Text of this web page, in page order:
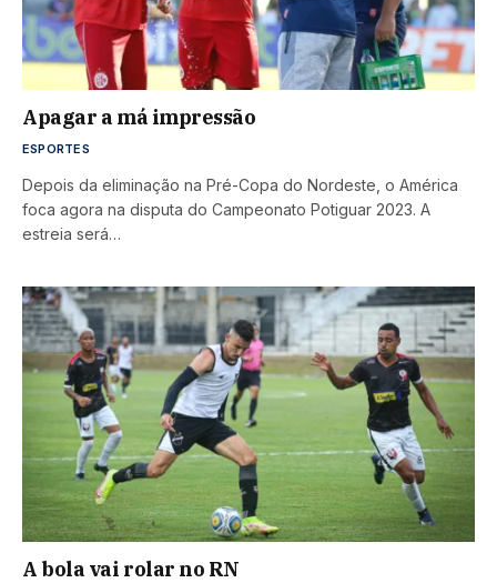
Apagar a má impressão
ESPORTES
Depois da eliminação na Pré-Copa do Nordeste, o América
foca agora na disputa do Campeonato Potiguar 2023. A
estreia será…
A bola vai rolar no RN